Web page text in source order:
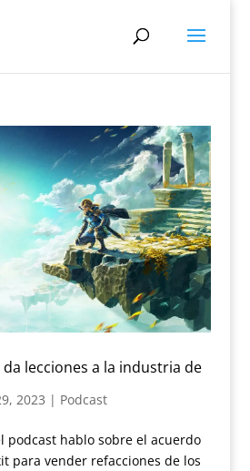
lecciones a la industria de
2023 | Podcast
podcast hablo sobre el acuerdo
para vender refacciones de los